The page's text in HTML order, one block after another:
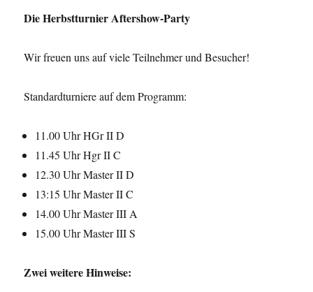
Die Herbstturnier Aftershow-Party
Wir freuen uns auf viele Teilnehmer und Besucher!
Standardturniere auf dem Programm:
11.00 Uhr HGr II D
11.45 Uhr Hgr II C
12.30 Uhr Master II D
13:15 Uhr Master II C
14.00 Uhr Master III A
15.00 Uhr Master III S
Zwei weitere Hinweise: